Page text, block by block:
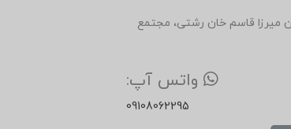
روبروی رستوران میرزا قاسم خان رشتی، مجتمع
واتس آپ:
09108062295